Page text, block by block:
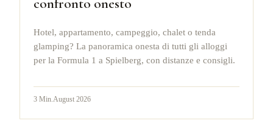
confronto onesto
Hotel, appartamento, campeggio, chalet o tenda
glamping? La panoramica onesta di tutti gli alloggi
per la Formula 1 a Spielberg, con distanze e consigli.
3 Min.August 2026